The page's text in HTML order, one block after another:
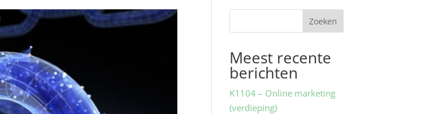
Zoeken
Meest recente
berichten
K1104 – Online marketing
(verdieping)